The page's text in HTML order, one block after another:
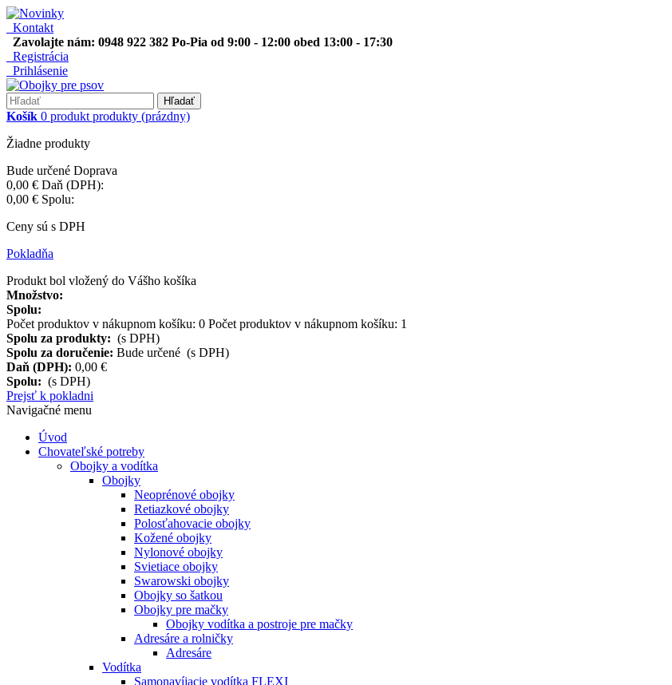
Kontakt
Zavolajte nám: 0948 922 382 Po-Pia od 9:00 - 12:00 obed 13:00 - 17:30
Registrácia
Prihlásenie
Hľadať
Košík 0 produkt produkty (prázdny)
Žiadne produkty
Bude určené Doprava
0,00 € Daň (DPH):
0,00 € Spolu:
Ceny sú s DPH
Pokladňa
Produkt bol vložený do Vášho košíka
Množstvo:
Spolu:
Počet produktov v nákupnom košíku: 0 Počet produktov v nákupnom košíku: 1
Spolu za produkty: (s DPH)
Spolu za doručenie: Bude určené (s DPH)
Daň (DPH): 0,00 €
Spolu: (s DPH)
Prejsť k pokladni
Navigačné menu
Úvod
Chovateľské potreby
Obojky a vodítka
Obojky
Neoprénové obojky
Retiazkové obojky
Polosťahovacie obojky
Kožené obojky
Nylonové obojky
Svietiace obojky
Swarowski obojky
Obojky so šatkou
Obojky pre mačky
Obojky vodítka a postroje pre mačky
Adresáre a rolničky
Adresáre
Vodítka
Samonavíjacie vodítka FLEXI